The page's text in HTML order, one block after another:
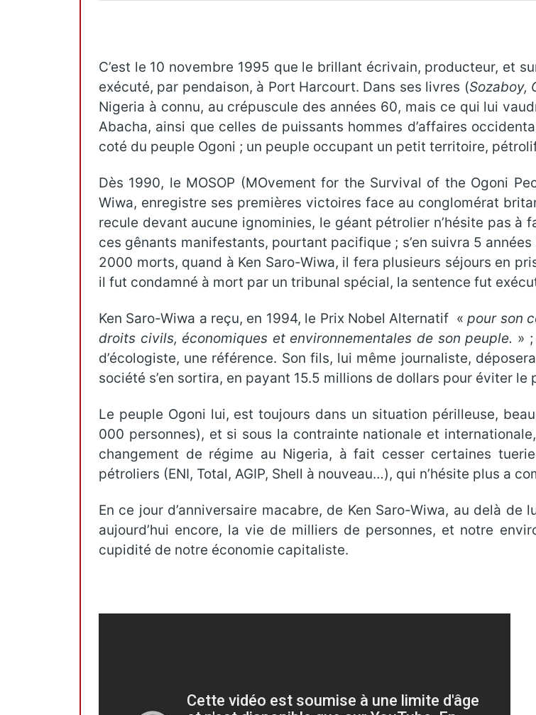
C’est le 10 novembre 1995 que le brillant écrivain, producteur, et
exécuté, par pendaison, à Port Harcourt. Dans ses livres (Sozaboy,
Nigeria à connu, au crépuscule des années 60, mais ce qui lui
Abacha, ainsi que celles de puissants hommes d’affaires
coté du peuple Ogoni ; un peuple occupant un petit territoire,
Dès 1990, le MOSOP (MOvement for the Survival of the Ogoni
Wiwa, enregistre ses premières victoires face au conglomérat
recule devant aucune ignominies, le géant pétrolier n’hésite pas à
ces gênants manifestants, pourtant pacifique ; s’en suivra 5
2000 morts, quand à Ken Saro-Wiwa, il fera plusieurs séjours en
il fut condamné à mort par un tribunal spécial, la sentence fut
Ken Saro-Wiwa a reçu, en 1994, le Prix Nobel Alternatif «pour son
droits civils, économiques et environnementales de son peuple. »
d’écologiste, une référence. Son fils, lui même journaliste,
société s’en sortira, en payant 15.5 millions de dollars pour éviter le
Le peuple Ogoni lui, est toujours dans un situation périlleuse,
000 personnes), et si sous la contrainte nationale et
changement de régime au Nigeria, à fait cesser certaines
pétroliers (ENI, Total, AGIP, Shell à nouveau…), qui n’hésite plus a
En ce jour d’anniversaire macabre, de Ken Saro-Wiwa, au delà
aujourd’hui encore, la vie de milliers de personnes, et notre
cupidité de notre économie capitaliste.